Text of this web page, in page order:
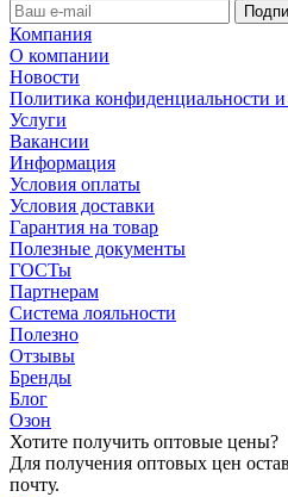
Компания
О компании
Новости
Политика конфиденциальности
Услуги
Вакансии
Информация
Условия оплаты
Условия доставки
Гарантия на товар
Полезные документы
ГОСТы
Партнерам
Система лояльности
Полезно
Отзывы
Бренды
Блог
Озон
Хотите получить оптовые цены?
Для получения оптовых цен
почту.